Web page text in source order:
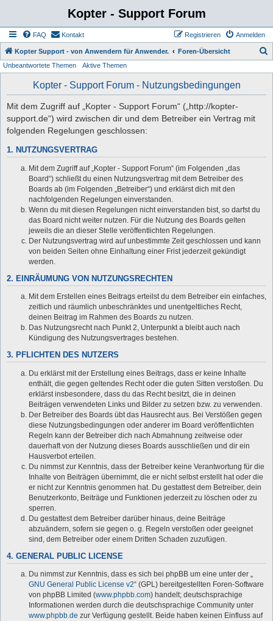
Kopter - Support Forum
FAQ Kontakt Anmelden
Registrieren
Kopter Support - von Anwendern für Anwender. Foren-Übersicht
Unbeantwortete Themen Aktive Themen
Kopter - Support Forum - Nutzungsbedingungen
Mit dem Zugriff auf „Kopter - Support Forum“ („http://kopter-
support.de“) wird zwischen dir und dem Betreiber ein Vertrag mit
folgenden Regelungen geschlossen:
1. NUTZUNGSVERTRAG
Mit dem Zugriff auf „Kopter - Support Forum“ (im Folgenden „das
Board“) schließt du einen Nutzungsvertrag mit dem Betreiber des
Boards ab (im Folgenden „Betreiber“) und erklärst dich mit den
nachfolgenden Regelungen einverstanden.
Wenn du mit diesen Regelungen nicht einverstanden bist, so darfst du
das Board nicht weiter nutzen. Für die Nutzung des Boards gelten
jeweils die an dieser Stelle veröffentlichten Regelungen.
Der Nutzungsvertrag wird auf unbestimmte Zeit geschlossen und kann
von beiden Seiten ohne Einhaltung einer Frist jederzeit gekündigt
werden.
2. EINRÄUMUNG VON NUTZUNGSRECHTEN
Mit dem Erstellen eines Beitrags erteilst du dem Betreiber ein einfaches,
zeitlich und räumlich unbeschränktes und unentgeltliches Recht,
deinen Beitrag im Rahmen des Boards zu nutzen.
Das Nutzungsrecht nach Punkt 2, Unterpunkt a bleibt auch nach
Kündigung des Nutzungsvertrages bestehen.
3. PFLICHTEN DES NUTZERS
Du erklärst mit der Erstellung eines Beitrags, dass er keine Inhalte
enthält, die gegen geltendes Recht oder die guten Sitten verstoßen. Du
erklärst insbesondere, dass du das Recht besitzt, die in deinen
Beiträgen verwendeten Links und Bilder zu setzen bzw. zu verwenden.
Der Betreiber des Boards übt das Hausrecht aus. Bei Verstößen gegen
diese Nutzungsbedingungen oder anderer im Board veröffentlichten
Regeln kann der Betreiber dich nach Abmahnung zeitweise oder
dauerhaft von der Nutzung dieses Boards ausschließen und dir ein
Hausverbot erteilen.
Du nimmst zur Kenntnis, dass der Betreiber keine Verantwortung für die
Inhalte von Beiträgen übernimmt, die er nicht selbst erstellt hat oder die
er nicht zur Kenntnis genommen hat. Du gestattest dem Betreiber, dein
Benutzerkonto, Beiträge und Funktionen jederzeit zu löschen oder zu
sperren.
Du gestattest dem Betreiber darüber hinaus, deine Beiträge
abzuändern, sofern sie gegen o. g. Regeln verstoßen oder geeignet
sind, dem Betreiber oder einem Dritten Schaden zuzufügen.
4. GENERAL PUBLIC LICENSE
Du nimmst zur Kenntnis, dass es sich bei phpBB um eine unter der „
GNU General Public License v2“ (GPL) bereitgestellten Foren-Software
von phpBB Limited (www.phpbb.com) handelt; deutschsprachige
Informationen werden durch die deutschsprachige Community unter
www.phpbb.de zur Verfügung gestellt. Beide haben keinen Einfluss auf